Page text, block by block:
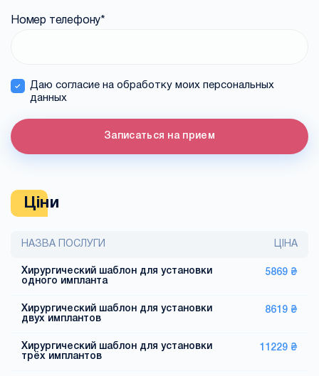
Номер телефону*
Даю согласие на обработку моих персональных
данных
Записаться на прием
Ціни
НАЗВА ПОСЛУГИ ЦІНА
Хирургический шаблон для установки
одного импланта
5869 ₴
Хирургический шаблон для установки
двух имплантов
8619 ₴
Хирургический шаблон для установки
трёх имплантов
11229 ₴